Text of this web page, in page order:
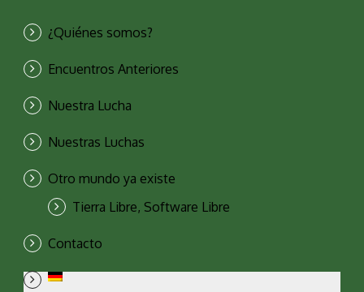
¿Quiénes somos?
Encuentros Anteriores
Nuestra Lucha
Nuestras Luchas
Otro mundo ya existe
Tierra Libre, Software Libre
Contacto